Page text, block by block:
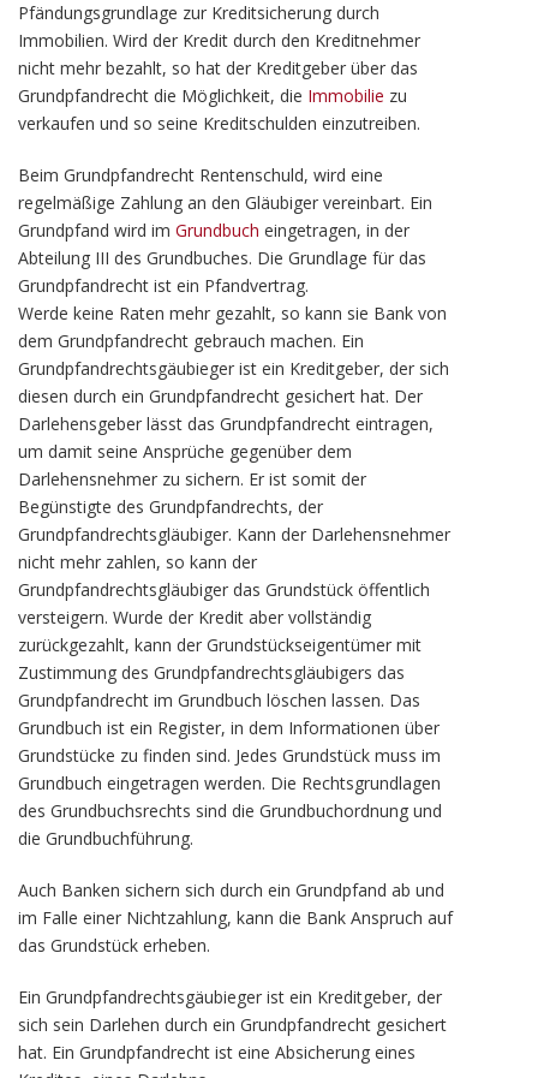
Pfändungsgrundlage zur Kreditsicherung durch
Immobilien. Wird der Kredit durch den Kreditnehmer
nicht mehr bezahlt, so hat der Kreditgeber über das
Grundpfandrecht die Möglichkeit, die Immobilie zu
verkaufen und so seine Kreditschulden einzutreiben.
Beim Grundpfandrecht Rentenschuld, wird eine
regelmäßige Zahlung an den Gläubiger vereinbart. Ein
Grundpfand wird im Grundbuch eingetragen, in der
Abteilung III des Grundbuches. Die Grundlage für das
Grundpfandrecht ist ein Pfandvertrag.
Werde keine Raten mehr gezahlt, so kann sie Bank von
dem Grundpfandrecht gebrauch machen. Ein
Grundpfandrechtsgäubieger ist ein Kreditgeber, der sich
diesen durch ein Grundpfandrecht gesichert hat. Der
Darlehensgeber lässt das Grundpfandrecht eintragen,
um damit seine Ansprüche gegenüber dem
Darlehensnehmer zu sichern. Er ist somit der
Begünstigte des Grundpfandrechts, der
Grundpfandrechtsgläubiger. Kann der Darlehensnehmer
nicht mehr zahlen, so kann der
Grundpfandrechtsgläubiger das Grundstück öffentlich
versteigern. Wurde der Kredit aber vollständig
zurückgezahlt, kann der Grundstückseigentümer mit
Zustimmung des Grundpfandrechtsgläubigers das
Grundpfandrecht im Grundbuch löschen lassen. Das
Grundbuch ist ein Register, in dem Informationen über
Grundstücke zu finden sind. Jedes Grundstück muss im
Grundbuch eingetragen werden. Die Rechtsgrundlagen
des Grundbuchsrechts sind die Grundbuchordnung und
die Grundbuchführung.
Auch Banken sichern sich durch ein Grundpfand ab und
im Falle einer Nichtzahlung, kann die Bank Anspruch auf
das Grundstück erheben.
Ein Grundpfandrechtsgäubieger ist ein Kreditgeber, der
sich sein Darlehen durch ein Grundpfandrecht gesichert
hat. Ein Grundpfandrecht ist eine Absicherung eines